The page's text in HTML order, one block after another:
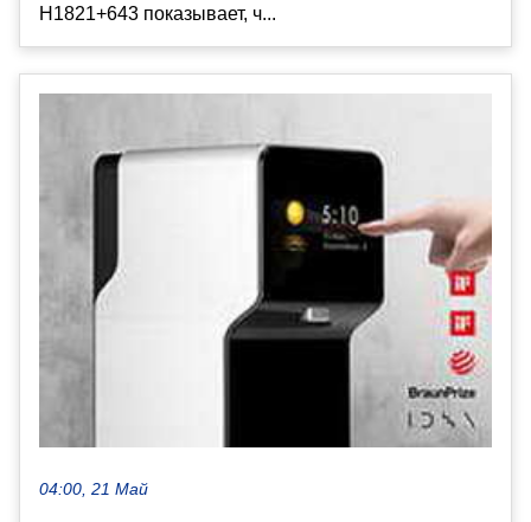
H1821+643 показывает, ч...
04:00, 21 Май